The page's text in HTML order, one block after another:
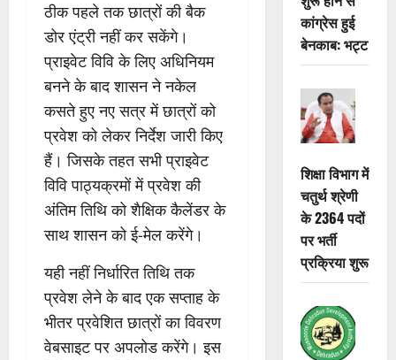
ठीक पहले तक छात्रों की बैक
डोर एंट्री नहीं कर सकेंगे।
प्राइवेट विवि के लिए अधिनियम
बनने के बाद शासन ने नकेल
कसते हुए नए सत्र में छात्रों को
प्रवेश को लेकर निर्देश जारी किए
हैं। जिसके तहत सभी प्राइवेट
विवि पाठ्यक्रमों में प्रवेश की
अंतिम तिथि को शैक्षिक कैलेंडर के
साथ शासन को ई-मेल करेंगे।
यही नहीं निर्धारित तिथि तक
प्रवेश लेने के बाद एक सप्ताह के
भीतर प्रवेशित छात्रों का विवरण
वेबसाइट पर अपलोड करेंगे। इस
कांग्रेस हुई
बेनकाब: भट्ट
शिक्षा विभाग में
चतुर्थ श्रेणी
के 2364 पदों
पर भर्ती
प्रक्रिया शुरू